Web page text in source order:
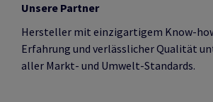
Unsere Partner
Hersteller mit einzigartigem Know-
Erfahrung und verlässlicher Qualität
aller Markt- und Umwelt-Standards.